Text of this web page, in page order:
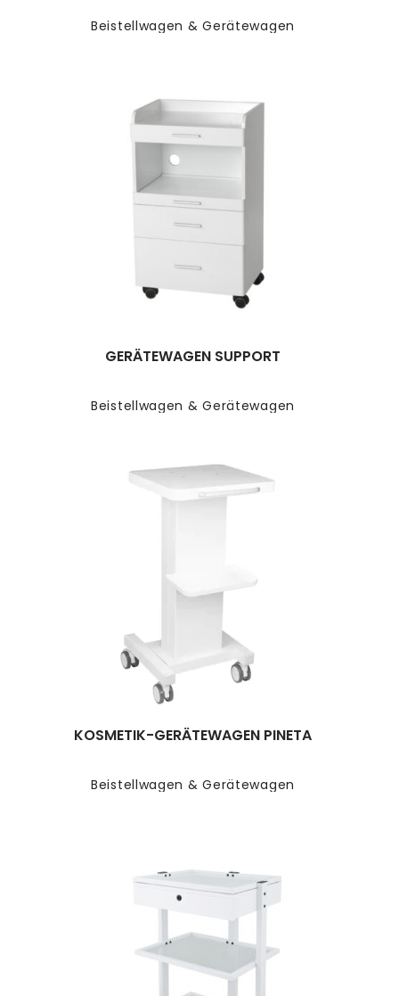
Beistellwagen & Gerätewagen
Beistellwagen & Gerätewagen
GERÄTEWAGEN SUPPORT
Beistellwagen & Gerätewagen
KOSMETIK-GERÄTEWAGEN PINETA